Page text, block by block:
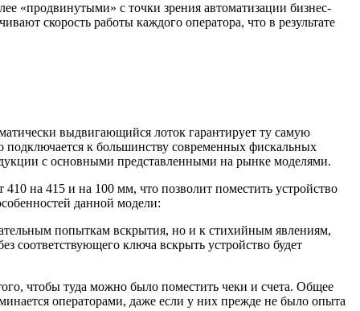
«продвинутыми» с точки зрения автоматизации бизнес-
скорость работы каждого оператора, что в результате
выдвигающийся лоток гарантирует ту самую
подключается к большинству современных фискальных
с основными представленными на рынке моделями.
на 415 и на 100 мм, что позволит поместить устройство
данной модели:
попыткам вскрытия, но и к стихийным явлениям,
ключа вскрыть устройство будет
чтобы туда можно было поместить чеки и счета. Общее
операторами, даже если у них прежде не было опыта